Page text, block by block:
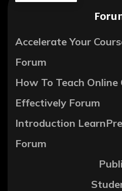
Accelerate Your
Forum
How To Teach Online
Effectively Forum
Introduction
Forum